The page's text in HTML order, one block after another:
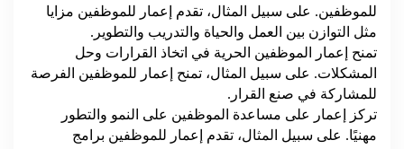
للموظفين. على سبيل المثال، تقدم إعمار للموظفين مزايا
مثل التوازن بين العمل والحياة والتدريب والتطوير.
تمنح إعمار الموظفين الحرية في اتخاذ القرارات وحل
المشكلات. على سبيل المثال، تمنح إعمار للموظفين الفرصة
للمشاركة في صنع القرار.
تركز إعمار على مساعدة الموظفين على النمو والتطور
مهنيًا. على سبيل المثال، تقدم إعمار للموظفين برامج